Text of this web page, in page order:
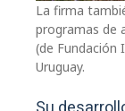
La firma
programas de
(de Fundación
Uruguay.